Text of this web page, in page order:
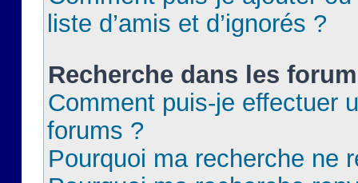
liste d’amis et d’ignorés ?
Recherche dans les
Comment puis-je effectuer
forums ?
Pourquoi ma recherche ne